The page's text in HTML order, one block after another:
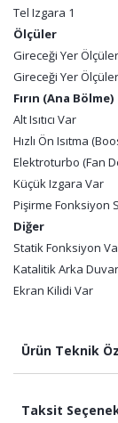
Tel Izgara 1
Ölçüler
Gireceği Yer
Gireceği Yer
Fırın (Ana Bölme)
Alt Isıtıcı Var
Hızlı Ön Isıtma
Elektroturbo (Fan
Küçük Izgara Var
Pişirme Fonksiyon
Diğer
Statik Fonksiyon
Katalitik Arka
Ekran Kilidi Var
Ürün Teknik
Taksit